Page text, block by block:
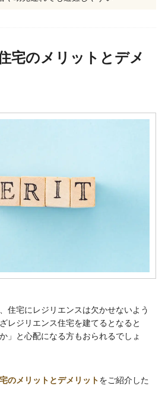
宅のメリットとデメ
住宅にレジリエンスは欠かせないよう
レジリエンス住宅を建てるとなると
」と心配になる方もおられるでしょ
のメリットとデメリットをご紹介した